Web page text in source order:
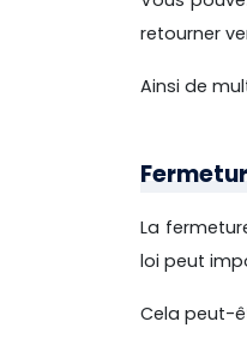
retourner
Ainsi de
La
loi peut
Cela peut-